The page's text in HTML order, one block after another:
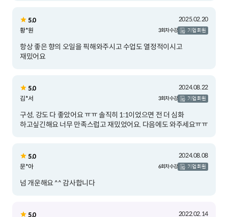
5.0
2025.02.20
황*원
3회차 수강 기업 회원
항상 좋은 향의 오일을 픽해와주시고 수업도 열정적이시고
재밌어요
5.0
2024.08.22
김*서
3회차 수강 기업 회원
구성, 강도 다 좋았어요 ㅠㅠ 솔직히 1:1이었으면 전 더 심화
하고싶긴해요 너무 만족스럽고 재밌었어요. 다음에도 와주세요ㅠㅠ
5.0
2024.08.08
문*아
6회차 수강 기업 회원
넘 개운해요 ^^ 감사합니다
5.0
2022.02.14